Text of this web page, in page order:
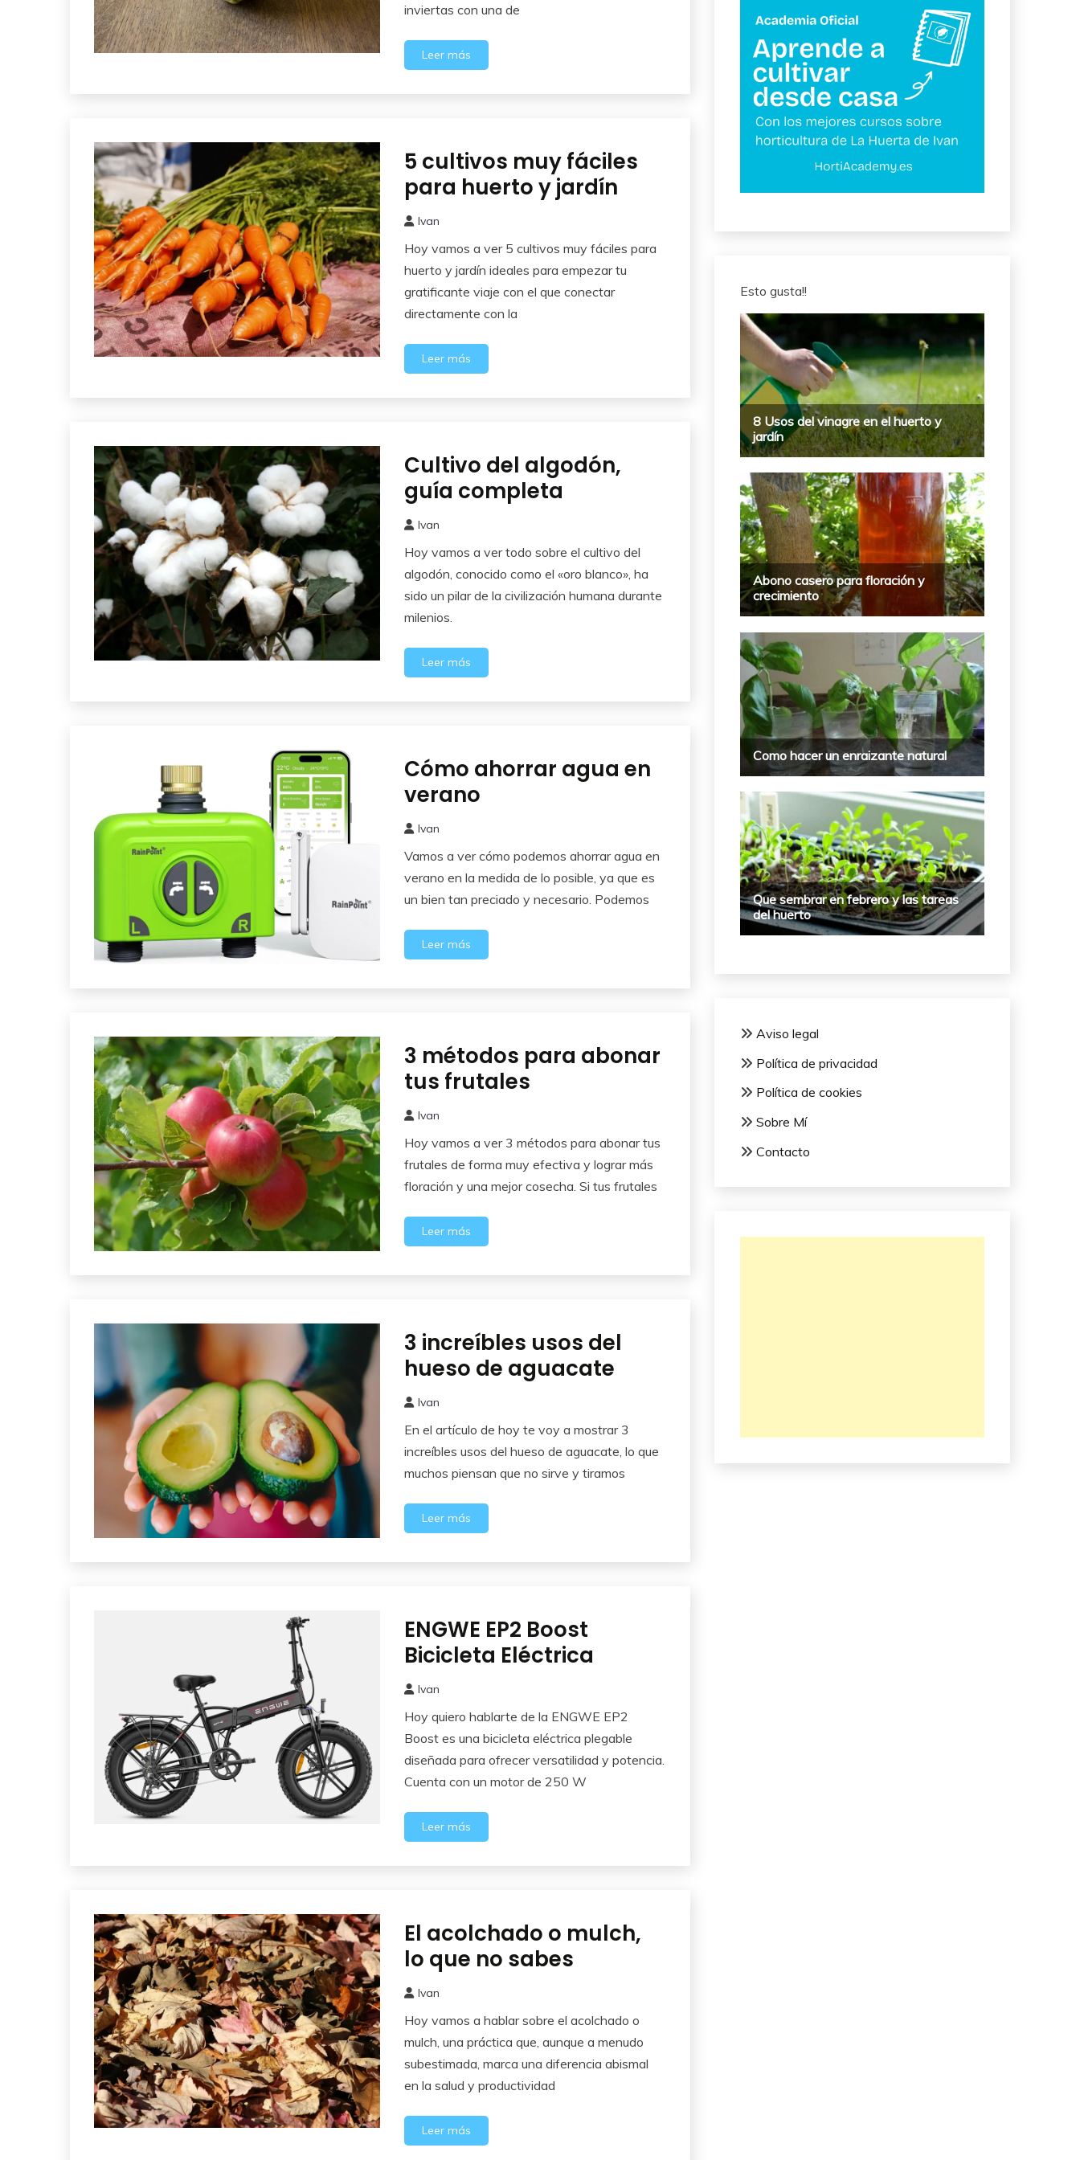
inviertas con una de
Leer más
Comenzar
5 cultivos muy fáciles
para huerto y jardín
agosto,
2025
Ivan
Hoy vamos a ver 5 cultivos muy fáciles para
huerto y jardín ideales para empezar tu
gratificante viaje con el que conectar
directamente con la
Leer más
Como
Sembrar
o
Cultivo del algodón,
guía completa
agosto,
2025
Ivan
Hoy vamos a ver todo sobre el cultivo del
algodón, conocido como el «oro blanco», ha
sido un pilar de la civilización humana durante
milenios.
Leer más
Huerto
Cómo ahorrar agua en
verano
julio,
2025
Ivan
Vamos a ver cómo podemos ahorrar agua en
verano en la medida de lo posible, ya que es
un bien tan preciado y necesario. Podemos
Leer más
Abonos y
Remedios
3 métodos para abonar
tus frutales
junio,
2025
Ivan
Hoy vamos a ver 3 métodos para abonar tus
frutales de forma muy efectiva y lograr más
floración y una mejor cosecha. Si tus frutales
Leer más
Abonos y
3 increíbles usos del
hueso de aguacate
junio,
2025
Ivan
En el artículo de hoy te voy a mostrar 3
increíbles usos del hueso de aguacate, lo que
muchos piensan que no sirve y tiramos
Leer más
Autosuficiencia
ENGWE EP2 Boost
Bicicleta Eléctrica
junio,
2025
Ivan
Hoy quiero hablarte de la ENGWE EP2
Boost es una bicicleta eléctrica plegable
diseñada para ofrecer versatilidad y potencia.
Cuenta con un motor de 250 W
Leer más
Cuidados
Huerto
El acolchado o mulch,
lo que no sabes
mayo,
2025
Ivan
Hoy vamos a hablar sobre el acolchado o
mulch, una práctica que, aunque a menudo
subestimada, marca una diferencia abismal
en la salud y productividad
Leer más
Esto gusta!!
Aviso legal
Política de privacidad
Política de cookies
Sobre Mí
Contacto